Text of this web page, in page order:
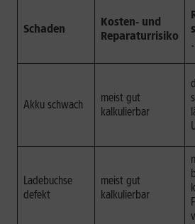
Schaden
Kosten- und
Reparaturrisiko
Akku schwach
meist gut
kalkulierbar
Ladebuchse
defekt
meist gut
kalkulierbar